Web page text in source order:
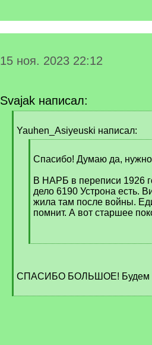
15 ноя. 2023 22:12
Svajak написал:
q
Yauhen_Asiyeuski написал:
q
Спасибо! Думаю да, нужно
В НАРБ в переписи 1926
дело 6190 Устрона есть.
жила там после войны.
помнит. А вот старшее
[
]
СПАСИБО БОЛЬШОЕ! Будем